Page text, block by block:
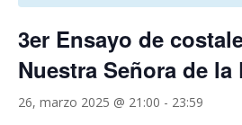
3er Ensayo de
Nuestra Señora de la
26, marzo 2025 @ 21:00 - 23:59